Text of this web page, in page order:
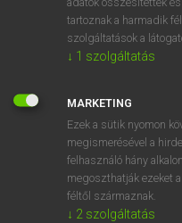
⚲ Aberdonian
tartoznak a harmadik
szolgáltatások a
↓ 1 szolgáltatás
MARKETING
Ezek a sütik nyomon
megismerésével a
felhasználó hány
megoszthatják ezeket
féltől származnak.
↓ 2 szolgáltatás
í y